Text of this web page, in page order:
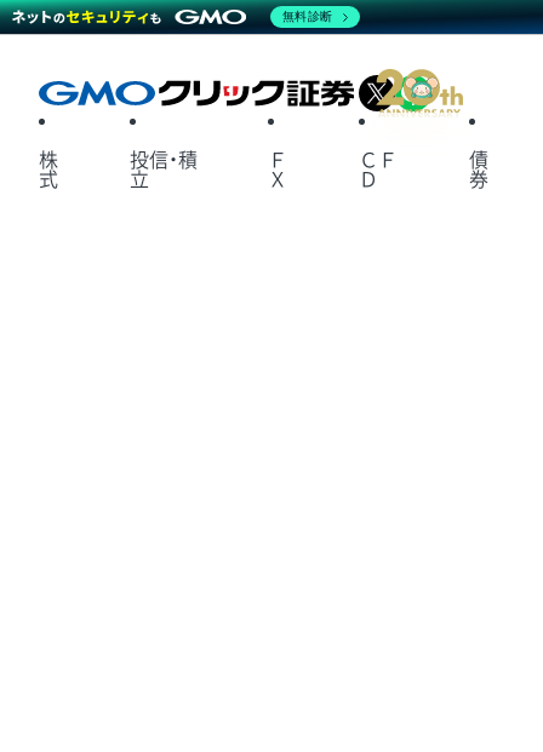
X
株
式
投信・積
立
Ｆ
Ｘ
ＣＦ
Ｄ
債
券
無料診断